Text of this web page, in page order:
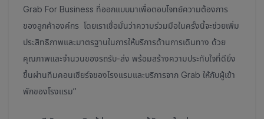
Grab For Business ที่ออกแบบมาเพื่อตอบโจทย์ความต้องการ
ของลูกค้าองค์กร โดยเราเชื่อมั่นว่าความร่วมมือในครั้งนี้จะช่วยเพิ่ม
ประสิทธิภาพและมาตรฐานในการให้บริการด้านการเดินทาง ด้วย
คุณภาพและจำนวนของรถรับ-ส่ง พร้อมสร้างความประทับใจที่ดียิ่ง
ขึ้นผ่านทีมคอนเซียร์จของโรงแรมและบริการจาก Grab ให้กับผู้เข้า
พักของโรงแรม”